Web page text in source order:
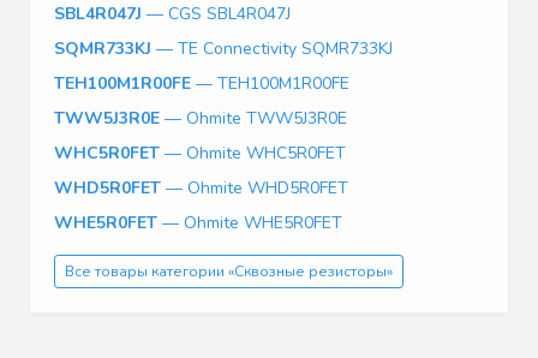
SBL4R047J — CGS SBL4R047J
SQMR733KJ — TE Connectivity SQMR733KJ
TEH100M1R00FE — TEH100M1R00FE
TWW5J3R0E — Ohmite TWW5J3R0E
WHC5R0FET — Ohmite WHC5R0FET
WHD5R0FET — Ohmite WHD5R0FET
WHE5R0FET — Ohmite WHE5R0FET
Все товары категории «Сквозные резисторы»